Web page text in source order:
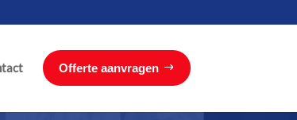
Offerte aanvragen